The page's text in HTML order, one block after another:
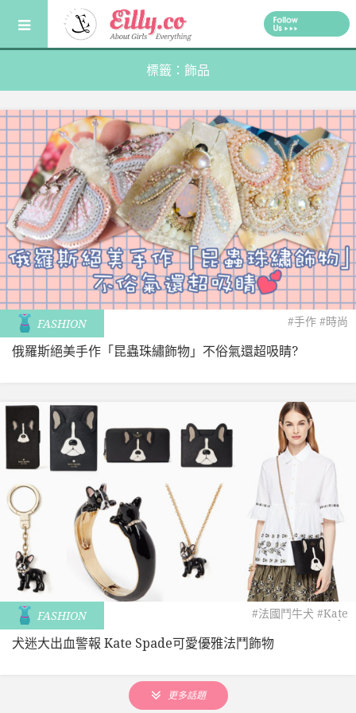
content
標籤：飾品
FASHION #手作 #時尚
俄羅斯絕美手作「昆蟲珠繡飾物」不俗氣還超吸睛?
FASHION #法國鬥牛犬 #Kate
Spade
犬迷大出血警報 Kate Spade可愛優雅法鬥飾物
更多話題